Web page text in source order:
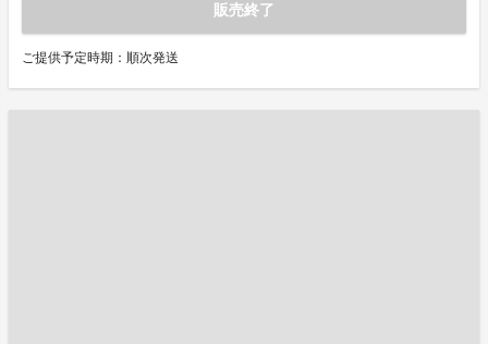
販売終了
ご提供予定時期：順次発送